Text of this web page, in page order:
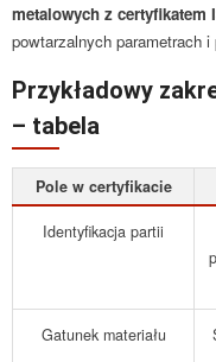
metalowych z certyfikatem
powtarzalnych parametrach
Przykładowy
– tabela
Pole w certyfikacie
Identyfikacja partii
Gatunek materiału